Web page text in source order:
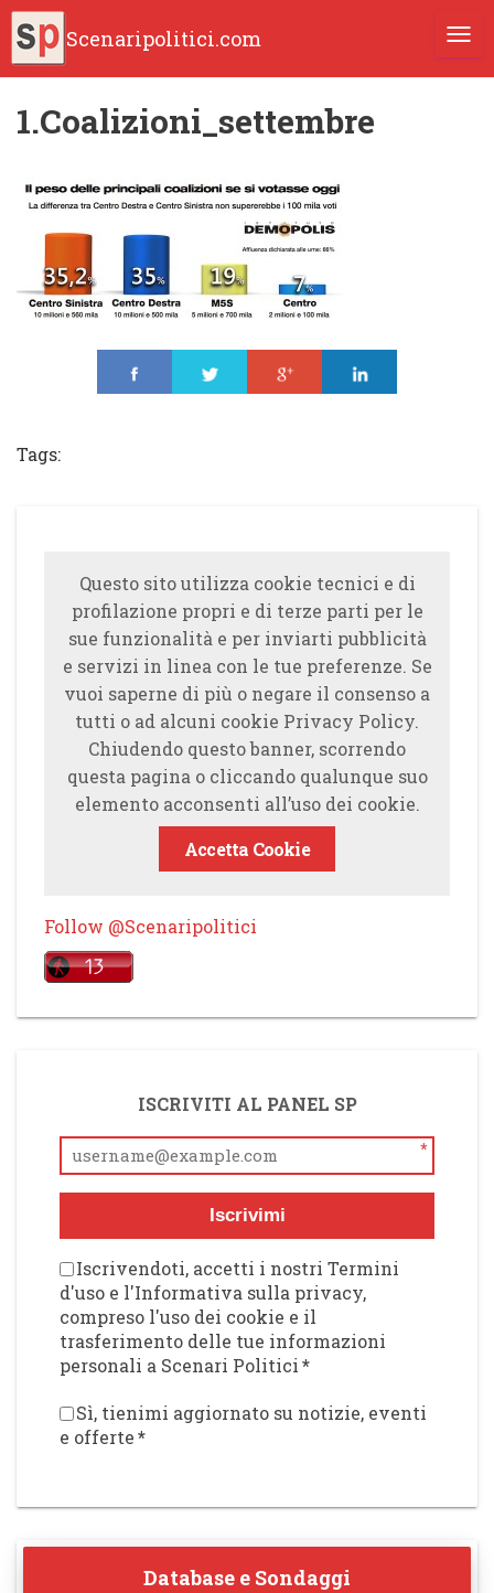
Scenaripolitici.com
1.Coalizioni_settembre
Tags:
Questo sito utilizza cookie tecnici e di
profilazione propri e di terze parti per le
sue funzionalità e per inviarti pubblicità
e servizi in linea con le tue preferenze. Se
vuoi saperne di più o negare il consenso a
tutti o ad alcuni cookie Privacy Policy.
Chiudendo questo banner, scorrendo
questa pagina o cliccando qualunque suo
elemento acconsenti all’uso dei cookie.
Accetta Cookie
Follow @Scenaripolitici
ISCRIVITI AL PANEL SP
*
Iscrivimi
Iscrivendoti, accetti i nostri Termini
d'uso e l'Informativa sulla privacy,
compreso l'uso dei cookie e il
trasferimento delle tue informazioni
personali a Scenari Politici*
Sì, tienimi aggiornato su notizie, eventi
e offerte*
Database e Sondaggi